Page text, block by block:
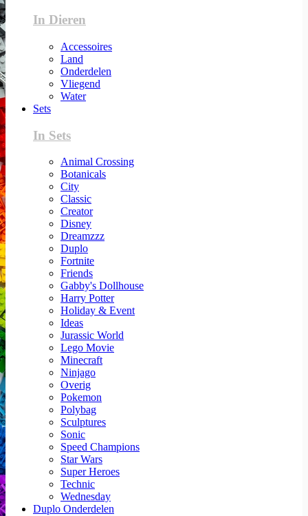
In Dieren
Accessoires
Land
Onderdelen
Vliegend
Water
Sets
In Sets
Animal Crossing
Botanicals
City
Classic
Creator
Disney
Dreamzzz
Duplo
Fortnite
Friends
Gabby's Dollhouse
Harry Potter
Holiday & Event
Ideas
Jurassic World
Lego Movie
Minecraft
Ninjago
Overig
Pokemon
Polybag
Sculptures
Sonic
Speed Champions
Star Wars
Super Heroes
Technic
Wednesday
Duplo Onderdelen